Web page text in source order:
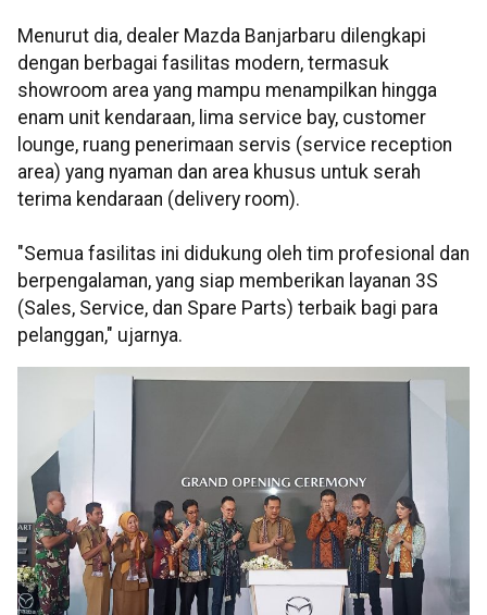
Menurut dia, dealer Mazda Banjarbaru dilengkapi
dengan berbagai fasilitas modern, termasuk
showroom area yang mampu menampilkan hingga
enam unit kendaraan, lima service bay, customer
lounge, ruang penerimaan servis (service reception
area) yang nyaman dan area khusus untuk serah
terima kendaraan (delivery room).
"Semua fasilitas ini didukung oleh tim profesional dan
berpengalaman, yang siap memberikan layanan 3S
(Sales, Service, dan Spare Parts) terbaik bagi para
pelanggan," ujarnya.